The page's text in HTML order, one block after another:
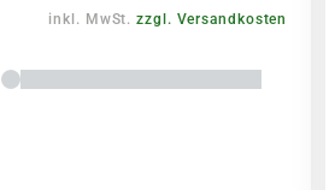
inkl. MwSt.zzgl. Versandkosten